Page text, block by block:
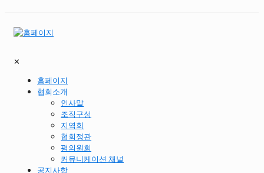
✕
홈페이지
협회소개
인사말
조직구성
지역회
협회정관
평의원회
커뮤니케이션 채널
공지사항